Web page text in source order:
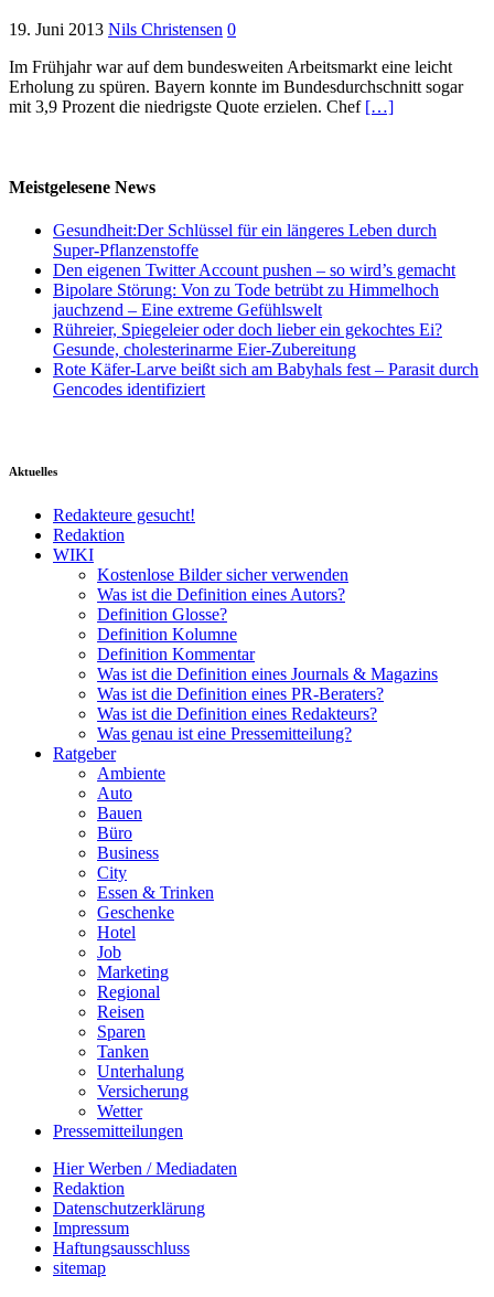
19. Juni 2013 Nils Christensen 0
Im Frühjahr war auf dem bundesweiten Arbeitsmarkt eine leicht
Erholung zu spüren. Bayern konnte im Bundesdurchschnitt sogar
mit 3,9 Prozent die niedrigste Quote erzielen. Chef […]
Meistgelesene News
Gesundheit:Der Schlüssel für ein längeres Leben durch
Super-Pflanzenstoffe
Den eigenen Twitter Account pushen – so wird’s gemacht
Bipolare Störung: Von zu Tode betrübt zu Himmelhoch
jauchzend – Eine extreme Gefühlswelt
Rühreier, Spiegeleier oder doch lieber ein gekochtes Ei?
Gesunde, cholesterinarme Eier-Zubereitung
Rote Käfer-Larve beißt sich am Babyhals fest – Parasit durch
Gencodes identifiziert
Aktuelles
Redakteure gesucht!
Redaktion
WIKI
Kostenlose Bilder sicher verwenden
Was ist die Definition eines Autors?
Definition Glosse?
Definition Kolumne
Definition Kommentar
Was ist die Definition eines Journals & Magazins
Was ist die Definition eines PR-Beraters?
Was ist die Definition eines Redakteurs?
Was genau ist eine Pressemitteilung?
Ratgeber
Ambiente
Auto
Bauen
Büro
Business
City
Essen & Trinken
Geschenke
Hotel
Job
Marketing
Regional
Reisen
Sparen
Tanken
Unterhalung
Versicherung
Wetter
Pressemitteilungen
Hier Werben / Mediadaten
Redaktion
Datenschutzerklärung
Impressum
Haftungsausschluss
sitemap